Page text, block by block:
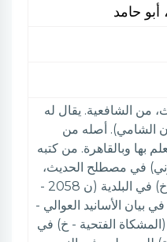
حامد
من الشافعية. يقال له
الشامي). أصله من
بها وبالقاهرة. من كتبه
في مصطلح الحديث،
سماه (صفوة الملح - خ) في البلدية (ن 2058 -
بيان الأسانيد العوالي -
الفتحية - خ) في